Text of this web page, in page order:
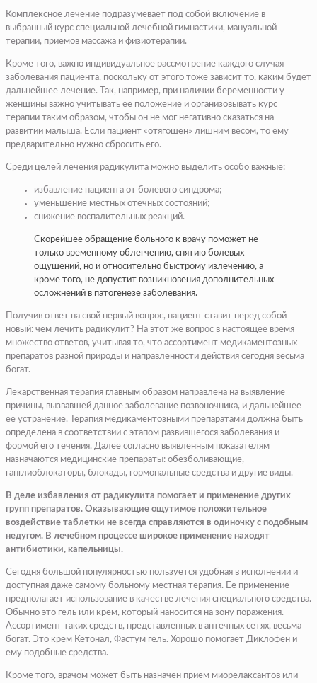
Комплексное лечение подразумевает под собой включение в
выбранный курс специальной лечебной гимнастики, мануальной
терапии, приемов массажа и физиотерапии.
Кроме того, важно индивидуальное рассмотрение каждого случая
заболевания пациента, поскольку от этого тоже зависит то, каким будет
дальнейшее лечение. Так, например, при наличии беременности у
женщины важно учитывать ее положение и организовывать курс
терапии таким образом, чтобы он не мог негативно сказаться на
развитии малыша. Если пациент «отягощен» лишним весом, то ему
предварительно нужно сбросить его.
Среди целей лечения радикулита можно выделить особо важные:
избавление пациента от болевого синдрома;
уменьшение местных отечных состояний;
снижение воспалительных реакций.
Скорейшее обращение больного к врачу поможет не
только временному облегчению, снятию болевых
ощущений, но и относительно быстрому излечению, а
кроме того, не допустит возникновения дополнительных
осложнений в патогенезе заболевания.
Получив ответ на свой первый вопрос, пациент ставит перед собой
новый: чем лечить радикулит? На этот же вопрос в настоящее время
множество ответов, учитывая то, что ассортимент медикаментозных
препаратов разной природы и направленности действия сегодня весьма
богат.
Лекарственная терапия главным образом направлена на выявление
причины, вызвавшей данное заболевание позвоночника, и дальнейшее
ее устранение. Терапия медикаментозными препаратами должна быть
определена в соответствии с этапом развившегося заболевания и
формой его течения. Далее согласно выявленным показателям
назначаются медицинские препараты: обезболивающие,
ганглиоблокаторы, блокады, гормональные средства и другие виды.
В деле избавления от радикулита помогает и применение других
групп препаратов. Оказывающие ощутимое положительное
воздействие таблетки не всегда справляются в одиночку с подобным
недугом. В лечебном процессе широкое применение находят
антибиотики, капельницы.
Сегодня большой популярностью пользуется удобная в исполнении и
доступная даже самому больному местная терапия. Ее применение
предполагает использование в качестве лечения специального средства.
Обычно это гель или крем, который наносится на зону поражения.
Ассортимент таких средств, представленных в аптечных сетях, весьма
богат. Это крем Кетонал, Фастум гель. Хорошо помогает Диклофен и
ему подобные средства.
Кроме того, врачом может быть назначен прием миорелаксантов или